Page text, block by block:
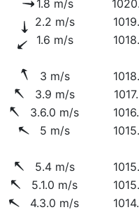
1.8 m/s
2.2 m/s
1.6 m/s
3 m/s
3.9 m/s
3.6.0 m/s
5 m/s
5.4 m/s
5.1.0 m/s
4.3.0 m/s